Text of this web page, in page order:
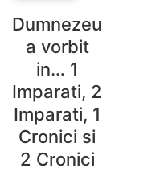
Dumnezeu
a vorbit
in… 1
Imparati, 2
Imparati, 1
Cronici si
2 Cronici